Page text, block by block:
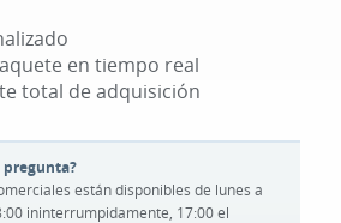
en tiempo real
total de adquisición
pregunta?
están disponibles de lunes a
ininterrumpidamente, 17:00 el